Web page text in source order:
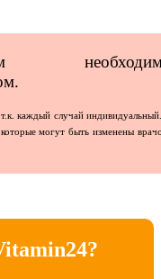
каждый случай
могут быть изменены